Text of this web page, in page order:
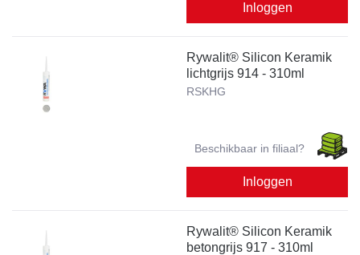
Inloggen
Rywalit® Silicon Keramik
lichtgrijs 914 - 310ml
RSKHG
Beschikbaar in filiaal?
Inloggen
Rywalit® Silicon Keramik
betongrijs 917 - 310ml